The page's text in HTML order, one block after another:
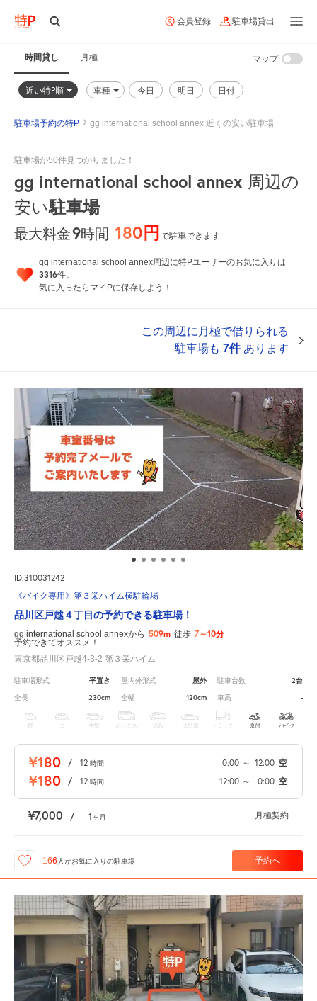
会員登録 駐車場貸出
時間貸し 月極
近い特P順 車種 今日 明日 日付
マップ
駐車場予約の特P gg international school annex 近くの安い駐車場
駐車場が50件見つかりました！
gg international school annex 周辺の
安い駐車場
最大料金9時間 180円で駐車できます
gg international school annex周辺に特Pユーザーのお気に入りは
3316件。
気に入ったらマイPに保存しよう！
この周辺に月極で借りられる
駐車場も 7件あります
ID:310031242
《バイク専用》第３栄ハイム横駐輪場
品川区戸越４丁目の予約できる駐車場！
gg international school annexから 509m 徒歩 7～10分
予約できてオススメ！
東京都品川区戸越4-3-2 第３栄ハイム
駐車場形式 平置き 屋内外形式 屋外 駐車台数 2台
全長 230cm 全幅 120cm 車高 -
軽 中型 ボックス SUV 大型車 トラック 原付 バイク
¥180 / 12 時間 0:00 ～ 12:00 空
¥180 / 12 時間 12:00 ～ 0:00 空
¥7,000 / 1ヶ月 月極契約
166 人がお気に入りの駐車場 予約へ